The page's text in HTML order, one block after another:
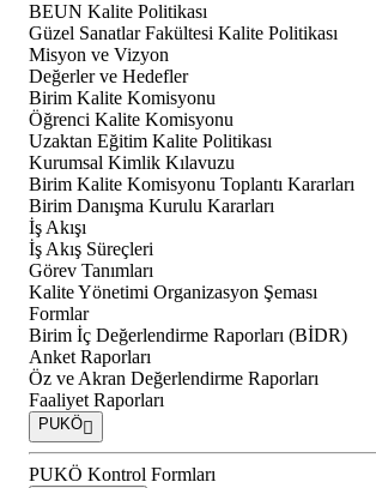
BEUN Kalite Politikası
Güzel Sanatlar Fakültesi Kalite Politikası
Misyon ve Vizyon
Değerler ve Hedefler
Birim Kalite Komisyonu
Öğrenci Kalite Komisyonu
Uzaktan Eğitim Kalite Politikası
Kurumsal Kimlik Kılavuzu
Birim Kalite Komisyonu Toplantı Kararları
Birim Danışma Kurulu Kararları
İş Akışı
İş Akış Süreçleri
Görev Tanımları
Kalite Yönetimi Organizasyon Şeması
Formlar
Birim İç Değerlendirme Raporları (BİDR)
Anket Raporları
Öz ve Akran Değerlendirme Raporları
Faaliyet Raporları
PUKÖ
PUKÖ Kontrol Formları